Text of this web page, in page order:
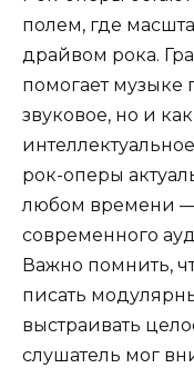
полем, где
драйвом рока.
помогает музыке
звуковое, но и
рок-оперы
любом времени —
современного
Важно помнить,
писать
выстраивать
слушатель мог